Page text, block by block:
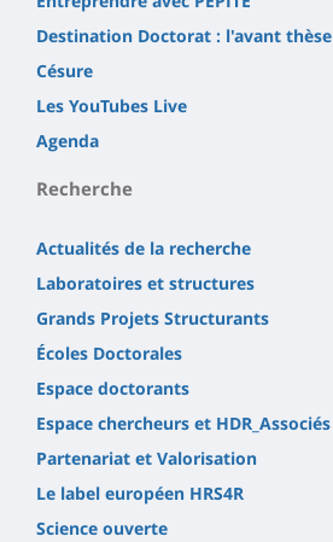
Destination Doctorat : l'avant thèse
Césure
Les YouTubes Live
Agenda
Recherche
Actualités de la recherche
Laboratoires et structures
Grands Projets Structurants
Écoles Doctorales
Espace doctorants
Espace chercheurs et HDR_Associés
Partenariat et Valorisation
Le label européen HRS4R
Science ouverte